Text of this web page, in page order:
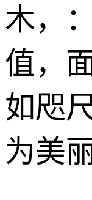
木，
值，
如咫
为美